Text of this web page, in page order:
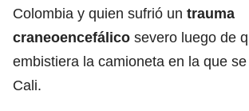
Colombia y quien sufrió un trauma
craneoencefálico severo luego de
embistiera la camioneta en la que
Cali.